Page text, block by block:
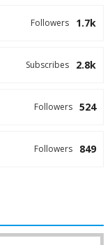
1.7k
Followers
2.8k
Subscribes
524
Followers
849
Followers